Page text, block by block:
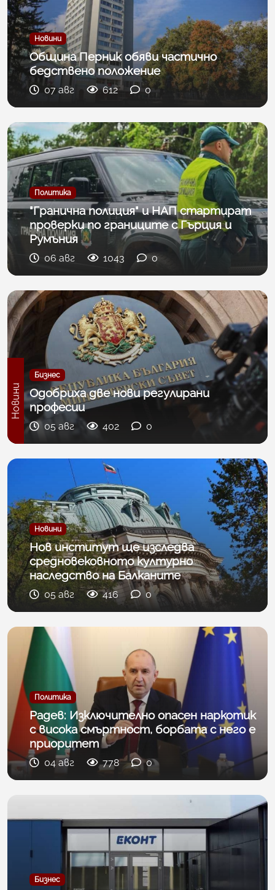
Новини
Община Перник обяви частично
бедствено положение
07 авг 612 0
Политика
"Гранична полиция" и НАП стартират
проверки по границите с Гърция и
Румъния
06 авг 1043 0
Бизнес
Новини
Одобриха две нови регулирани
професии
05 авг 402 0
Новини
Нов институт ще изследва
средновековното културно
наследство на Балканите
05 авг 416 0
Политика
Радев: Изключително опасен наркотик
с висока смъртност, борбата с него е
приоритет
04 авг 778 0
Бизнес